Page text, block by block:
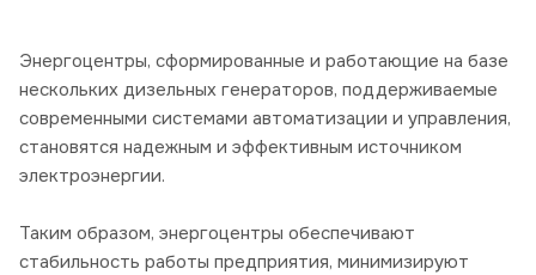
Энергоцентры, сформированные и работающие на базе
нескольких дизельных генераторов, поддерживаемые
современными системами автоматизации и управления,
становятся надежным и эффективным источником
электроэнергии.
Таким образом, энергоцентры обеспечивают
стабильность работы предприятия, минимизируют